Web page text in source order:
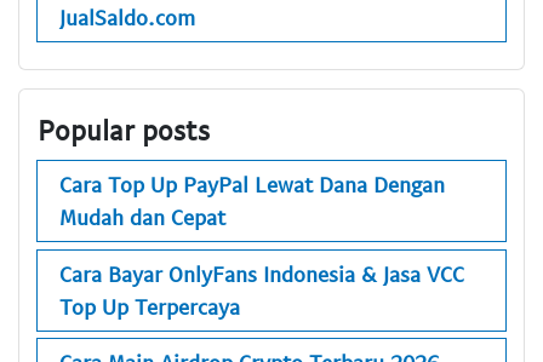
JualSaldo.com
Popular posts
Cara Top Up PayPal Lewat Dana Dengan
Mudah dan Cepat
Cara Bayar OnlyFans Indonesia & Jasa VCC
Top Up Terpercaya